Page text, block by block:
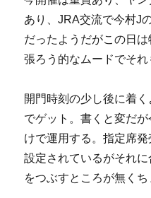
あり、JRA交流で今村J
だったようだがこの日
張ろう的なムードでそれ
開門時刻の少し後に着
でゲット。書くと変だ
けで運用する。指定席
設定されているがそれ
をつぶすところが無くち